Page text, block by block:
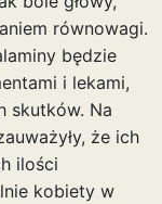
równowagi.
będzie
i lekami,
skutków. Na
że ich
ilości
kobiety w